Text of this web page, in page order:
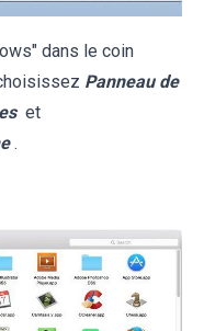
dans le coin
Panneau de
et
.